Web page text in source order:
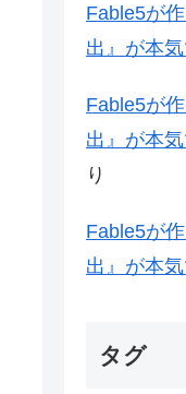
Fable5が
出』が本
Fable5が
出』が本
り
Fable5が
出』が本
タグ